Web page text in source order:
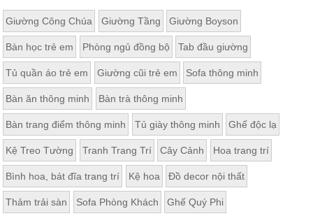
Giường Công Chúa Giường Tầng Giường Boyson
Bàn học trẻ em Phòng ngủ đồng bộ Tab đầu giường
Tủ quần áo trẻ em Giường cũi trẻ em Sofa thông minh
Bàn ăn thông minh Bàn trà thông minh
Bàn trang điểm thông minh Tủ giày thông minh Ghế độc lạ
Kệ Treo Tường Tranh Trang Trí Cây Cảnh Hoa trang trí
Bình hoa, bát đĩa trang trí Kệ hoa Đồ decor nội thất
Thảm trải sàn Sofa Phòng Khách Ghế Quý Phi